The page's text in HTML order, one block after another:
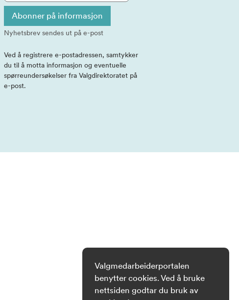
Abonner på informasjon
Nyhetsbrev sendes ut på e-post
Ved å registrere e-postadressen, samtykker
du til å motta informasjon og eventuelle
spørreundersøkelser fra Valgdirektoratet på
e-post.
Valgmedarbeiderportalen
benytter cookies. Ved å bruke
nettsiden godtar du bruk av